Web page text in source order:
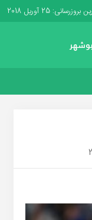
25 آوریل 2018